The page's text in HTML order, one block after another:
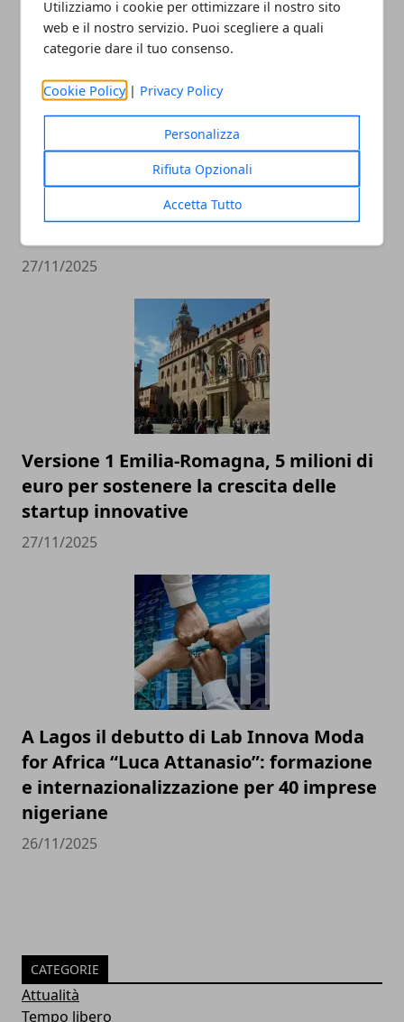
Utilizziamo i cookie per ottimizzare il nostro sito
web e il nostro servizio. Puoi scegliere a quali
categorie dare il tuo consenso.
Cookie Policy | Privacy Policy
Personalizza
Rifiuta Opzionali
Accetta Tutto
ARTICOLI CORRELATI
Un agrinido tra le vigne: a Modena un
27/11/2025
Versione 1 Emilia-Romagna, 5 milioni di
euro per sostenere la crescita delle
startup innovative
27/11/2025
A Lagos il debutto di Lab Innova Moda
for Africa “Luca Attanasio”: formazione
e internazionalizzazione per 40 imprese
nigeriane
26/11/2025
CATEGORIE
Attualità
Tempo libero